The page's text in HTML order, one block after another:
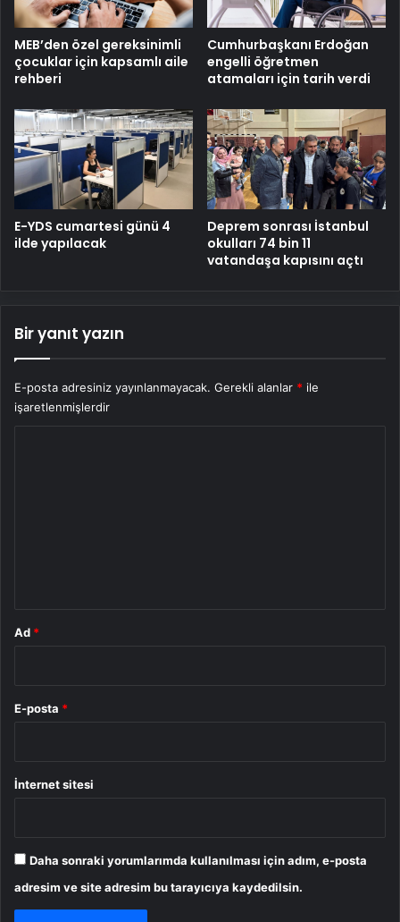
MEB’den özel gereksinimli
çocuklar için kapsamlı aile
rehberi
Cumhurbaşkanı Erdoğan
engelli öğretmen
atamaları için tarih verdi
E-YDS cumartesi günü 4
ilde yapılacak
Deprem sonrası İstanbul
okulları 74 bin 11
vatandaşa kapısını açtı
Bir yanıt yazın
E-posta adresiniz yayınlanmayacak. Gerekli alanlar * ile
işaretlenmişlerdir
Ad *
E-posta *
İnternet sitesi
Daha sonraki yorumlarımda kullanılması için adım, e-posta
adresim ve site adresim bu tarayıcıya kaydedilsin.